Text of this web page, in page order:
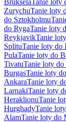
BrukselaTanie loty
ZurychuTanie loty
do Sztokholmu
do RygaTanie loty
ReykjavikTanie
SplituTanie loty do
PulaTanie loty do
TivatuTanie loty do
BurgasTanie loty
AnkaraTanie loty
LarnakiTanie loty
HeraklionuTanie
HurghadyTanie
AlamTanie loty do